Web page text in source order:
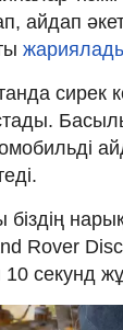
айдап
сирек
біздің
Rover
секунд